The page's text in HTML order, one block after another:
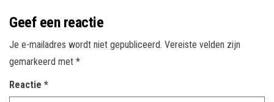
Geef een reactie
Je e-mailadres wordt niet gepubliceerd. Vereiste velden zijn
gemarkeerd met *
Reactie *